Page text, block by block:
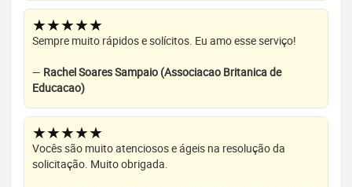
★★★★★
Sempre muito rápidos e solícitos. Eu amo esse serviço!
— Rachel Soares Sampaio (Associacao Britanica de
Educacao)
★★★★★
Vocês são muito atenciosos e ágeis na resolução da
solicitação. Muito obrigada.